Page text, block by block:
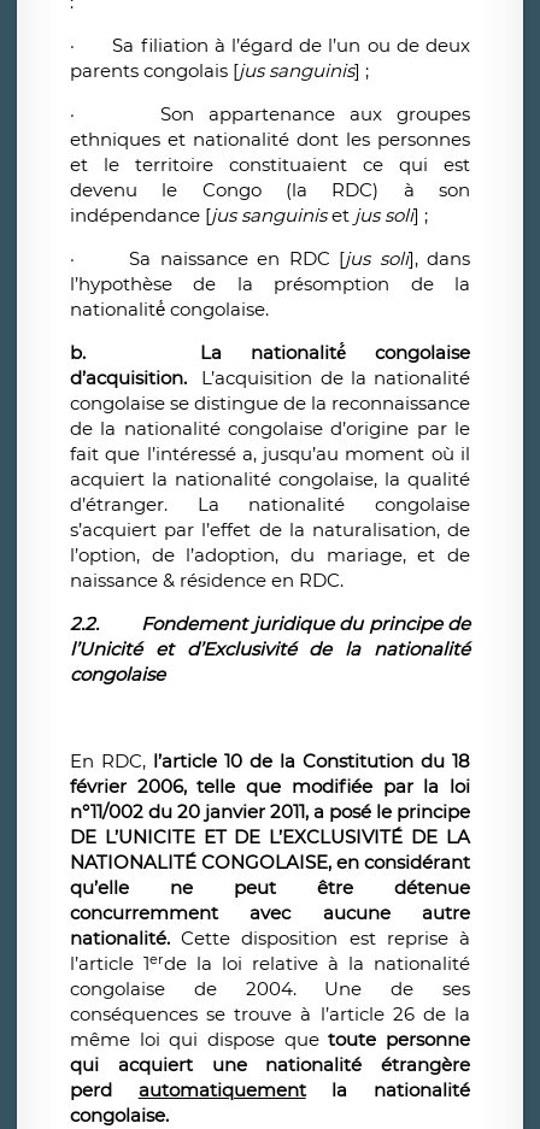
·
Sa filiation à l’égard de l’un ou de deux
parents congolais [jus sanguinis] ;
·
Son appartenance aux groupes
ethniques et nationalité dont les personnes
et le territoire constituaient ce qui est
devenu le Congo (la RDC) à son
indépendance [jus sanguiniset jus soli] ;
·
Sa naissance en RDC [jus soli], dans
l’hypothèse de la présomption de la
nationalité́ congolaise.
b.
La nationalité́ congolaise
d’acquisition. L’acquisition de la nationalité
congolaise se distingue de la reconnaissance
de la nationalité congolaise d’origine par le
fait que l’intéressé a, jusqu’au moment où il
acquiert la nationalité congolaise, la qualité
d’étranger. La nationalité congolaise
s’acquiert par l’effet de la naturalisation, de
l’option, de l’adoption, du mariage, et de
naissance & résidence en RDC.
2.2.
Fondement juridique du principe de
l’Unicité et d’Exclusivité de la nationalité
congolaise
En RDC, l’article 10 de la Constitution du 18
février 2006, telle que modifiée par la loi
n°11/002 du 20 janvier 2011, a posé le principe
DE L’UNICITE ET DE L’EXCLUSIVITÉ DE LA
NATIONALITÉ CONGOLAISE, en considérant
qu’elle ne peut être détenue
concurremment avec aucune autre
nationalité. Cette disposition est reprise à
l’article 1erde la loi relative à la nationalité
congolaise de 2004. Une de ses
conséquences se trouve à l’article 26 de la
même loi qui dispose quetoute personne
qui acquiert une nationalité étrangère
perd automatiquementla nationalité
congolaise.